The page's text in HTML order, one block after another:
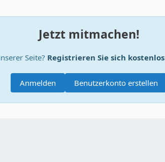
Jetzt mitmachen!
Seite? Registrieren Sie sich kostenlos
Benutzerkonto erstellen
Anmelden